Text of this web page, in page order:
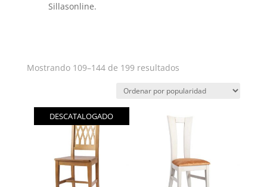
Sillasonline.
Mostrando 109–144 de 199 resultadosOrdenado
popularidad
DESCATALOGADO